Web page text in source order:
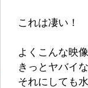
これは凄い！
よくこんな映
きっとヤバイ
それにしても